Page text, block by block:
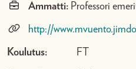
Ammatti: Professori
http://
Koulutus: FT